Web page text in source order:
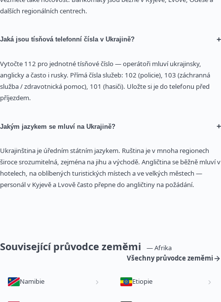
dalších regionálních centrech.
Jaká jsou tísňová telefonní čísla v Ukrajině? +
Vytočte 112 pro jednotné tísňové číslo — operátoři mluví ukrajinsky,
anglicky a často i rusky. Přímá čísla služeb: 102 (policie), 103 (záchranná
služba / zdravotnická pomoc), 101 (hasiči). Uložte si je do telefonu před
příjezdem.
Jakým jazykem se mluví na Ukrajině? +
Ukrajinština je úředním státním jazykem. Ruština je v mnoha regionech
široce srozumitelná, zejména na jihu a východě. Angličtina se běžně mluví v
hotelech, na oblíbených turistických místech a ve velkých městech —
personál v Kyjevě a Lvově často přepne do angličtiny na požádání.
Související průvodce zeměmi
— Afrika
Všechny průvodce zeměmi
Namibie Etiopie